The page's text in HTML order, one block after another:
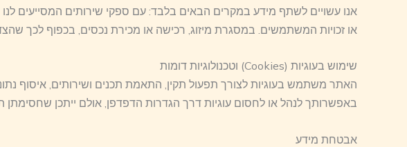
אנו עשויים לשתף מידע במקרים הבאים בלבד: עם ספקי שירותים המסייעים לנו
או זכויות המשתמשים. במסגרת מיזוג, רכישה או מכירת נכסים, בכפוף לכך
שימוש בעוגיות (Cookies) וטכנולוגיות דומות
האתר משתמש בעוגיות לצורך תפעול תקין, התאמת תכנים ושירותים, איסוף
באפשרותך לנהל או לחסום עוגיות דרך הגדרות הדפדפן, אולם ייתכן שחסימתן
אבטחת מידע